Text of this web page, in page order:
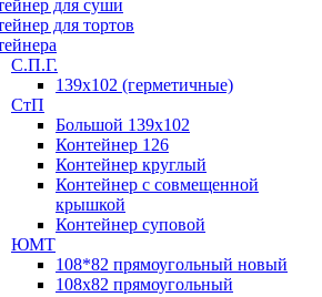
для суши
для тортов
С.П.Г.
139х102 (герметичные)
СтП
Большой 139х102
Контейнер 126
Контейнер круглый
Контейнер с совмещенной
крышкой
Контейнер суповой
ЮМТ
108*82 прямоугольный новый
108х82 прямоугольный